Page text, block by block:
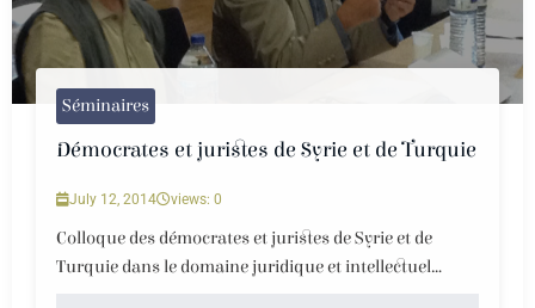
Séminaires
Démocrates et juristes de Syrie et de Turquie
July 12, 2014 views: 0
Colloque des démocrates et juristes de Syrie et de
Turquie dans le domaine juridique et intellectuel...